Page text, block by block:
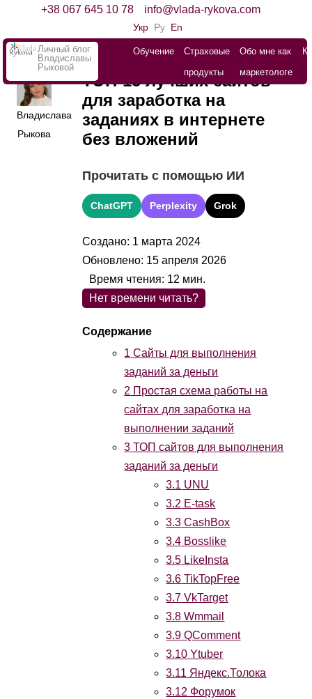
+38 067 645 10 78 info@vlada-rykova.com
Укр Ру En
Личный блог
Владиславы
Рыковой
Обучение
Страховые
продукты
Обо мне как
маркетологе
Владислава
Рыкова
ТОП-15 лучших сайтов
для заработка на
заданиях в интернете
без вложений
Прочитать с помощью ИИ
ChatGPT Perplexity Grok
Создано: 1 марта 2024
Обновлено: 15 апреля 2026
Нет времени читать?
1 Cайты для выполнения
заданий за деньги
2 Простая схема работы на
сайтах для заработка на
выполнении заданий
3 ТОП сайтов для выполнения
заданий за деньги
3.1 UNU
3.2 E-task
3.3 CashBox
3.4 Bosslike
3.5 LikeInsta
3.6 TikTopFree
3.7 VkTarget
3.8 Wmmail
3.9 QComment
3.10 Ytuber
3.11 Яндекс.Толока
3.12 Форумок
Время чтения: 12 мин.